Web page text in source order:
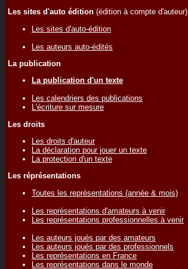
Les sites d'auto édition (édition à compte d'auteur)
Les sites d'auto-édition
Les auteurs auto-édités
La publication
La publication d'un texte
Les calendriers des publications
L'écriture sur mesure
Les droits
Les droits d'auteur
La déclaration pour jouer un texte
La protection d'un texte
Les réprésentations
Toutes les représentations (année & mois)
Les représentations d'amateurs à venir
Les représentations professionnelles à venir
Les auteurs joués par des amateurs
Les auteurs joués par des professionnels
Les représentations en France
Les représentations dans le monde